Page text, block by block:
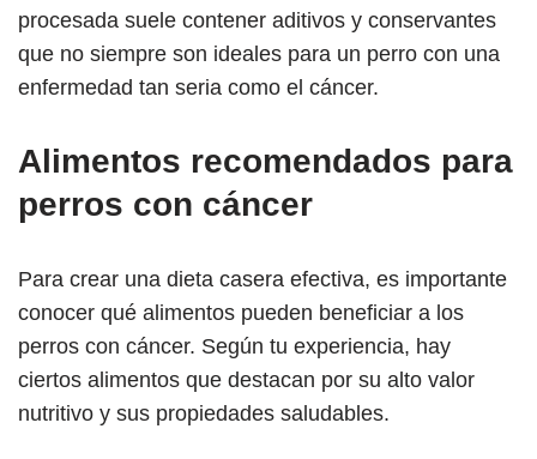
procesada suele contener aditivos y conservantes
que no siempre son ideales para un perro con una
enfermedad tan seria como el cáncer.
Alimentos recomendados para
perros con cáncer
Para crear una dieta casera efectiva, es importante
conocer qué alimentos pueden beneficiar a los
perros con cáncer. Según tu experiencia, hay
ciertos alimentos que destacan por su alto valor
nutritivo y sus propiedades saludables.